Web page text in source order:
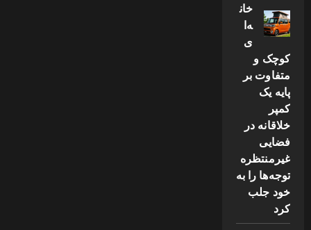
خان
ه‌ا
ی
کوچک و
متفاوت بر
پایه یک
کمپر
خلاقانه در
فضایی
غیرمنتظره
توجه‌ها را به
خود جلب
کرد